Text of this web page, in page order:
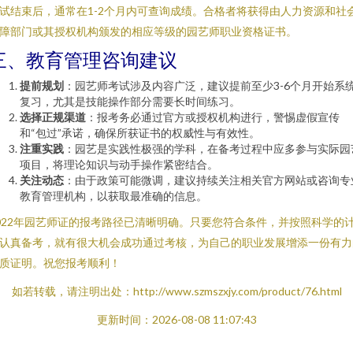
结束后，通常在1-2个月内可查询成绩。合格者将获得由人力资源和社
部门或其授权机构颁发的相应等级的园艺师职业资格证书。
、教育管理咨询建议
提前规划 ：园艺师考试涉及内容广泛，建议提前至少3-6个月开始系
复习，尤其是技能操作部分需要长时间练习。
选择正规渠道 ：报考务必通过官方或授权机构进行，警惕虚假宣传
和“包过”承诺，确保所获证书的权威性与有效性。
注重实践 ：园艺是实践性极强的学科，在备考过程中应多参与实际园
项目，将理论知识与动手操作紧密结合。
关注动态 ：由于政策可能微调，建议持续关注相关官方网站或咨询专
教育管理机构，以获取最准确的信息。
年园艺师证的报考路径已清晰明确。只要您符合条件，并按照科学的
真备考，就有很大机会成功通过考核，为自己的职业发展增添一份有
证明。祝您报考顺利！
如若转载，请注明出处：http://www.szmszxjy.com/product/76.html
更新时间：2026-08-08 11:07:43